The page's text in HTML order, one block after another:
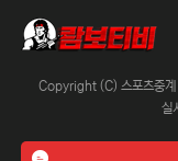
Copyright (C) 스포츠중계
실